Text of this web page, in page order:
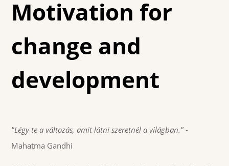
Motivation for
change and
development
"Légy te a változás, amit látni szeretnél a világban." -
Mahatma Gandhi